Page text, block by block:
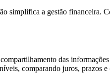
simplifica a gestão financeira.
das
comparando juros, prazos e